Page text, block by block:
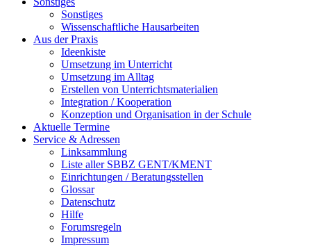
Sonstiges
Wissenschaftliche Hausarbeiten
Aus der Praxis
Ideenkiste
Umsetzung im Unterricht
Umsetzung im Alltag
Erstellen von Unterrichtsmaterialien
Integration / Kooperation
Konzeption und Organisation in der Schule
Aktuelle Termine
Service & Adressen
Linksammlung
Liste aller SBBZ GENT/KMENT
Einrichtungen / Beratungsstellen
Glossar
Datenschutz
Hilfe
Forumsregeln
Impressum